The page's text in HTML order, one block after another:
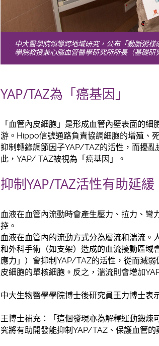
中大醫學院領導跨地域研究，公布「動脈粥
學院教授兼心腦血管醫學研究所所長（基礎
YAP/TAZ為「癌基因」
「血管內皮細胞」是形成血管內壁表面的
游。Hippo信號通路負責協調細胞的增殖、
抑制轉錄調節因子YAP/TAZ的活性，而擾
此，YAP/ TAZ被視為「癌基因」。
抑制YAP/TAZ活性有助延
血液在血管內流動時會產生壓力、拉力、
控。
血液在血管內的流動方式分為層流和湍流。
和外科手術（如支架）造成的血流擾動區域
應力」）會抑制YAP/TAZ的活性，從而減
皮細胞的單核細胞。反之，湍流則會增加
中大生物醫學學院博士後研究員王力博士表
王博士補充：「這個發現亦為解釋運動鍛
究將有助開發能抑制YAP/TAZ、保護血管的